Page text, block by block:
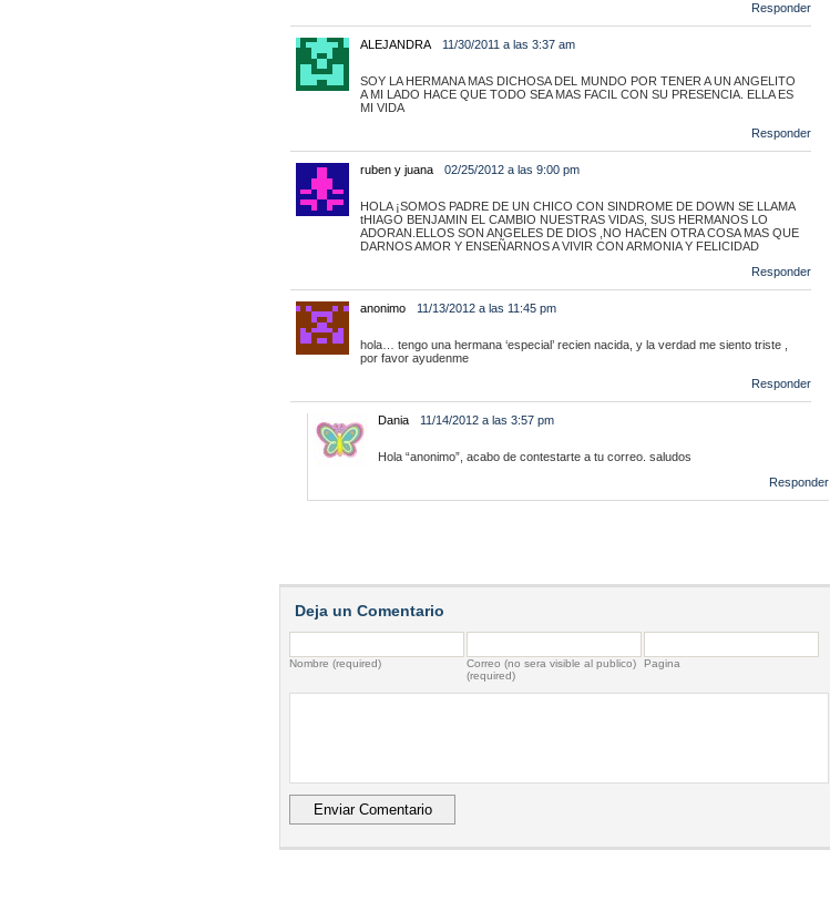
Responder
ALEJANDRA 11/30/2011 a las 3:37 am
SOY LA HERMANA MAS DICHOSA DEL MUNDO POR TENER A UN ANGELITO
A MI LADO HACE QUE TODO SEA MAS FACIL CON SU PRESENCIA. ELLA ES
MI VIDA
Responder
ruben y juana 02/25/2012 a las 9:00 pm
HOLA ¡SOMOS PADRE DE UN CHICO CON SINDROME DE DOWN SE LLAMA
tHIAGO BENJAMIN EL CAMBIO NUESTRAS VIDAS, SUS HERMANOS LO
ADORAN.ELLOS SON ANGELES DE DIOS ,NO HACEN OTRA COSA MAS QUE
DARNOS AMOR Y ENSEÑARNOS A VIVIR CON ARMONIA Y FELICIDAD
Responder
anonimo 11/13/2012 a las 11:45 pm
hola… tengo una hermana ‘especial’ recien nacida, y la verdad me siento triste ,
por favor ayudenme
Responder
Dania 11/14/2012 a las 3:57 pm
Hola “anonimo”, acabo de contestarte a tu correo. saludos
Responder
Deja un Comentario
Nombre (required)
Correo (no sera visible al publico)
(required)
Pagina